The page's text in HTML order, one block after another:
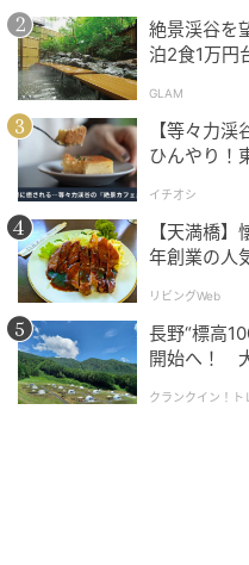
ツインルーム
絶景渓谷を
泊2食1万円
GLAM
【等々力
ひんやり！
イチオシ
【天満橋
年創業の人
リビングWeb
長野“標高
開始へ！
クランクイン！ト